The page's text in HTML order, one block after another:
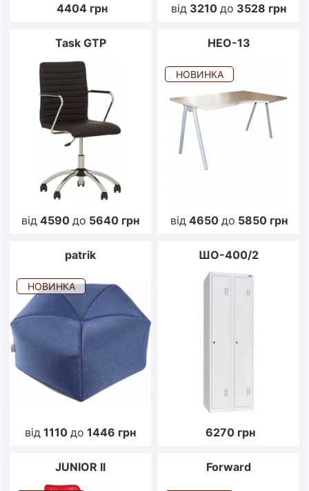
4404 грн від 3210 до 3528 грн
Task GTP
від 4590 до 5640 грн
НЕО-13
НОВИНКА
від 4650 до 5850 грн
patrik
НОВИНКА
від 1110 до 1446 грн
ШО-400/2
6270 грн
JUNIOR II Forward